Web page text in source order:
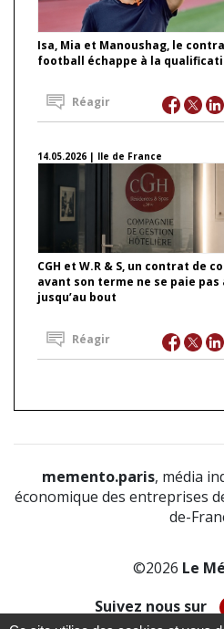
Isa, Mia et Manoushag, le
football échappe à la
Réagir
14.05.2026 | Ile de France
CGH et W.R & S, un contrat de
avant son terme ne se paie
jusqu’au bout
Réagir
memento.paris, média
économique des entreprises
de-
©2026 Le
Suivez nous sur